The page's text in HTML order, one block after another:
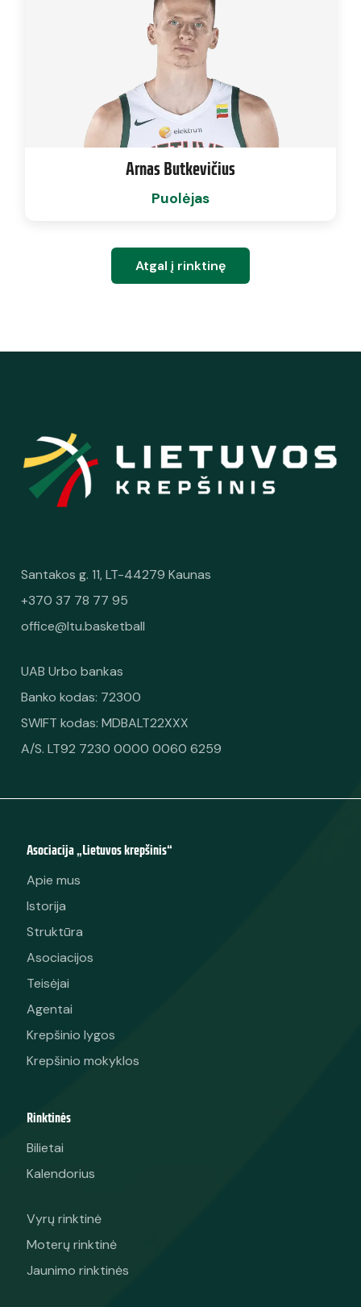
Arnas Butkevičius
Puolėjas
Atgal į rinktinę
Santakos g. 11, LT-44279 Kaunas
+370 37 78 77 95
office@ltu.basketball
UAB Urbo bankas
Banko kodas: 72300
SWIFT kodas: MDBALT22XXX
A/S. LT92 7230 0000 0060 6259
Asociacija „Lietuvos krepšinis“
Apie mus
Istorija
Struktūra
Asociacijos
Teisėjai
Agentai
Krepšinio lygos
Krepšinio mokyklos
Rinktinės
Bilietai
Kalendorius
Vyrų rinktinė
Moterų rinktinė
Jaunimo rinktinės